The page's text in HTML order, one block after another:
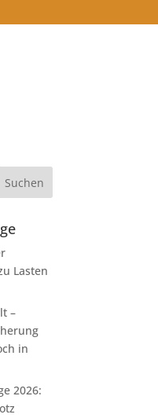
Lasten
–
in
2026: